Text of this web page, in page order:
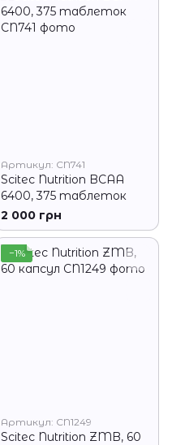
Артикул: CN741
Scitec Nutrition BCAA
6400, 375 таблеток
2 000 грн
−1%
Артикул: CN1249
Scitec Nutrition ZMB, 60